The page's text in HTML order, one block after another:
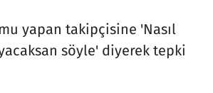
yapan takipçisine 'Nasıl
söyle' diyerek tepki